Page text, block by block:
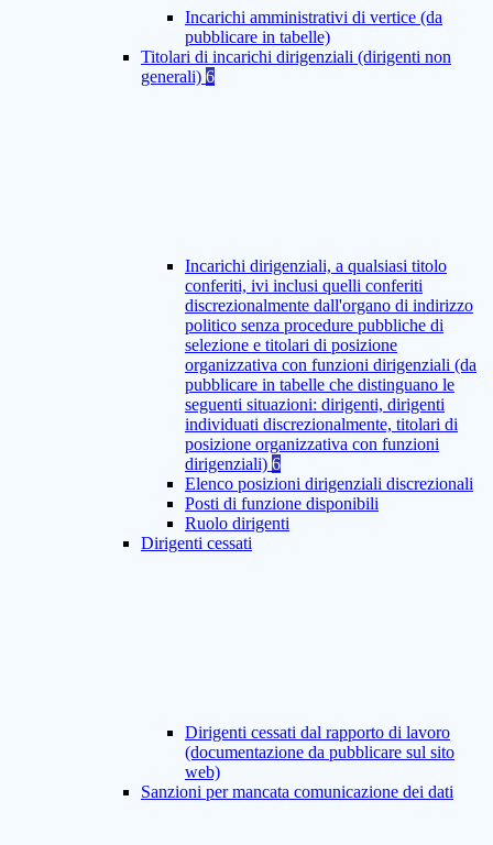
Incarichi amministrativi di vertice (da
pubblicare in tabelle)
Titolari di incarichi dirigenziali (dirigenti non
generali) 6
Incarichi dirigenziali, a qualsiasi titolo
conferiti, ivi inclusi quelli conferiti
discrezionalmente dall'organo di indirizzo
politico senza procedure pubbliche di
selezione e titolari di posizione
organizzativa con funzioni dirigenziali (da
pubblicare in tabelle che distinguano le
seguenti situazioni: dirigenti, dirigenti
individuati discrezionalmente, titolari di
posizione organizzativa con funzioni
dirigenziali) 6
Elenco posizioni dirigenziali discrezionali
Posti di funzione disponibili
Ruolo dirigenti
Dirigenti cessati
Dirigenti cessati dal rapporto di lavoro
(documentazione da pubblicare sul sito
web)
Sanzioni per mancata comunicazione dei dati